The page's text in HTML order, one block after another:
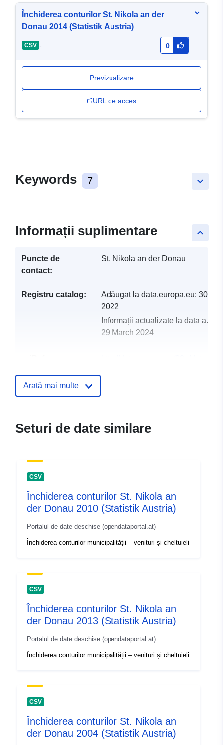
Închiderea conturilor St. Nikola an der
Donau 2014 (Statistik Austria)
CSV - 0
Previzualizare
URL de acces
keyboard_arrow_down
Keywords 7
keyboard_arrow_up
Informații suplimentare
Puncte de
contact:
St. Nikola an der Donau
Registru catalog: Adăugat la data.europa.eu: 30
2022
Informații actualizate la data
29 March 2024
Arată mai multe
Seturi de date similare
CSV
Închiderea conturilor St. Nikola an
der Donau 2010 (Statistik Austria)
Portalul de date deschise (opendataportal.at)
Închiderea conturilor municipalității – venituri și cheltuieli
CSV
Închiderea conturilor St. Nikola an
der Donau 2013 (Statistik Austria)
Portalul de date deschise (opendataportal.at)
Închiderea conturilor municipalității – venituri și cheltuieli
CSV
Închiderea conturilor St. Nikola an
der Donau 2004 (Statistik Austria)